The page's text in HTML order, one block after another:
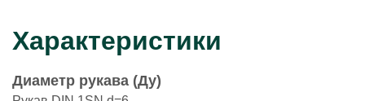
Характеристики
Диаметр рукава (Ду)